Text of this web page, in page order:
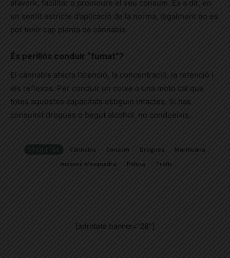
afavorir, facilitar o promoure el seu consum. És a dir, en
un sentit estricte d’aplicació de la norma, legalment no es
pot tenir cap planta de cànnabis.
És perillós conduir “fumat”?
El cànnabis afecta l’atenció, la concentració, la retenció i
els reflexos. Per conduir un cotxe o una moto cal que
totes aquestes capacitats estiguin intactes. Si has
consumit drogues o begut alcohol, no condueixis.
ETIQUETES Cànnabis Consum Drogues
Marihuana
mossos d'esquadra
Policia Tràfic
[adrotate banner="28"]